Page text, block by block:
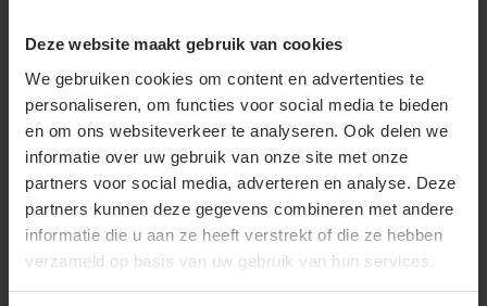
Deze website maakt gebruik van cookies
We gebruiken cookies om content en advertenties te
personaliseren, om functies voor social media te bieden
en om ons websiteverkeer te analyseren. Ook delen we
informatie over uw gebruik van onze site met onze
partners voor social media, adverteren en analyse. Deze
partners kunnen deze gegevens combineren met andere
informatie die u aan ze heeft verstrekt of die ze hebben
verzameld op basis van uw gebruik van hun services.
+31(0)418 511 972
info@joboworkwear.nl
Schrijf je in voor exclusief
nieuws & updates